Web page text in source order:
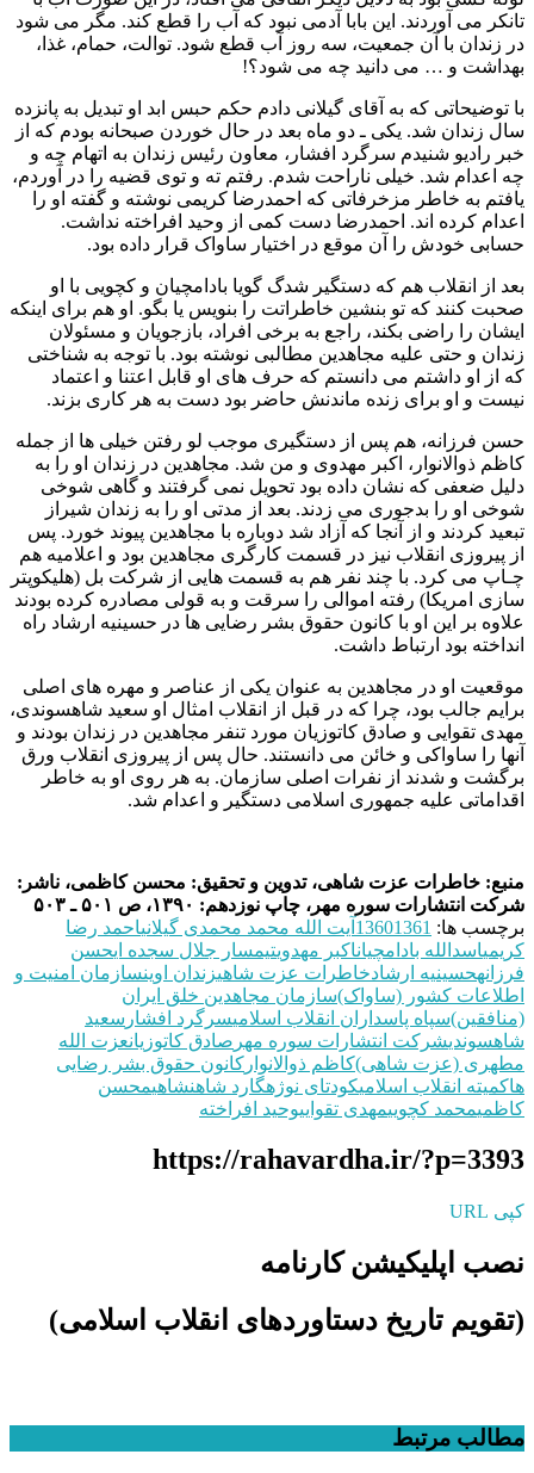
تانکر می آوردند. این بابا آدمی نبود که آب را قطع کند. مگر می شود
در زندان با آن جمعیت، سه روز آب قطع شود. توالت، حمام، غذا،
بهداشت و … می دانید چه می شود؟!
با توضیحاتی که به آقای گیلانی دادم حکم حبس ابد او تبدیل به پانزده
سال زندان شد. یکی ـ دو ماه بعد در حال خوردن صبحانه بودم که از
خبر رادیو شنیدم سرگرد افشار، معاون رئیس زندان به اتهام چه و
چه اعدام شد. خیلی ناراحت شدم. رفتم ته و توی قضیه را در آوردم،
یافتم به خاطر مزخرفاتی که احمدرضا کریمی نوشته و گفته او را
اعدام کرده اند. احمدرضا دست کمی از وحید افراخته نداشت.
حسابی خودش را آن موقع در اختیار ساواک قرار داده بود.
بعد از انقلاب هم که دستگیر شدگ گویا بادامچیان و کچویی با او
صحبت کنند که تو بنشین خاطراتت را بنویس یا بگو. او هم برای اینکه
ایشان را راضی بکند، راجع به برخی افراد، بازجویان و مسئولان
زندان و حتی علیه مجاهدین مطالبی نوشته بود. با توجه به شناختی
که از او داشتم می دانستم که حرف های او قابل اعتنا و اعتماد
نیست و او برای زنده ماندنش حاضر بود دست به هر کاری بزند.
حسن فرزانه، هم پس از دستگیری موجب لو رفتن خیلی ها از جمله
کاظم ذوالانوار، اکبر مهدوی و من شد. مجاهدین در زندان او را به
دلیل ضعفی که نشان داده بود تحویل نمی گرفتند و گاهی شوخی
شوخی او را بدجوری می زدند. بعد از مدتی او را به زندان شیراز
تبعید کردند و از آنجا که آزاد شد دوباره با مجاهدین پیوند خورد. پس
از پیروزی انقلاب نیز در قسمت کارگری مجاهدین بود و اعلامیه هم
چـاپ می کرد. با چند نفر هم به قسمت هایی از شرکت بل (هلیکوپتر
سازی امریکا) رفته اموالی را سرقت و به قولی مصادره کرده بودند
علاوه بر این او با کانون حقوق بشر رضایی ها در حسینیه ارشاد راه
انداخته بود ارتباط داشت.
موقعیت او در مجاهدین به عنوان یکی از عناصر و مهره های اصلی
برایم جالب بود، چرا که در قبل از انقلاب امثال او سعید شاهسوندی،
مهدی تقوایی و صادق کاتوزیان مورد تنفر مجاهدین در زندان بودند و
آنها را ساواکی و خائن می دانستند. حال پس از پیروزی انقلاب ورق
برگشت و شدند از نفرات اصلی سازمان. به هر روی او به خاطر
اقداماتی علیه جمهوری اسلامی دستگیر و اعدام شد.
منبع: خاطرات عزت شاهی، تدوین و تحقیق: محسن کاظمی، ناشر:
شرکت انتشارات‌ سوره مهر، چاپ نوزدهم: ۱۳۹۰، ص ۵۰۱ ـ ۵۰۳
برچسب ها:
13601361 آیت الله محمد محمدی گیلانیاحمد رضا
کریمیاسدالله بادامچیاناکبر مهدویتیمسار جلال سجده ایحسن
فرزانهحسینیه ارشادخاطرات عزت شاهیزندان اوینسازمان امنیت و
اطلاعات کشور (ساواک)سازمان مجاهدین خلق ایران
(منافقین)سپاه پاسداران انقلاب اسلامیسرگرد افشار سعید
شاهسوندیشرکت انتشارات‌ سوره مهر صادق کاتوزیانعزت الله
مطهری (عزت شاهی)کاظم ذوالانوار کانون حقوق بشر رضایی
هاکمیته انقلاب اسلامیکودتای نوژهگارد شاهنشاهیمحسن
کاظمیمحمد کچوییمهدی تقواییوحید افراخته‌
https://rahavardha.ir/?p=3393
کپی URL
نصب اپلیکیشن کارنامه
(تقویم تاریخ دستاوردهای انقلاب اسلامی​)
مطالب مرتبط